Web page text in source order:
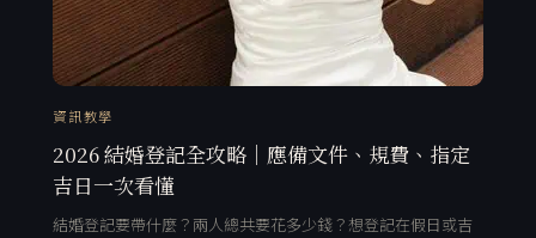
資訊教學
2026 結婚登記全攻略｜應備文件、規費、指定
吉日一次看懂
結婚登記要帶什麼？兩人總共要花多少錢？想登記在假日或吉